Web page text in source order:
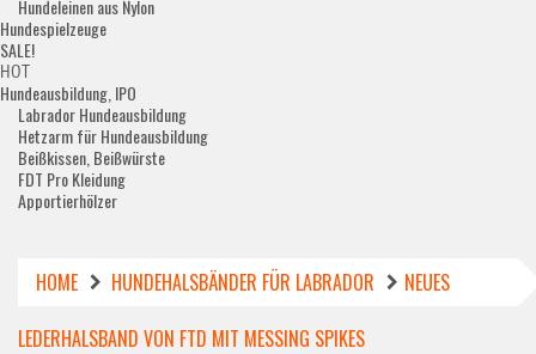
Hundeleinen aus Nylon
Hundespielzeuge
SALE!
HOT
Hundeausbildung, IPO
Labrador Hundeausbildung
Hetzarm für Hundeausbildung
Beißkissen, Beißwürste
FDT Pro Kleidung
Apportierhölzer
HOME HUNDEHALSBÄNDER FÜR LABRADOR
NEUES
LEDERHALSBAND VON FTD MIT MESSING SPIKES